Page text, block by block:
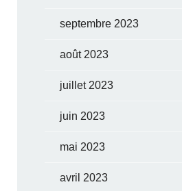
septembre 2023
août 2023
juillet 2023
juin 2023
mai 2023
avril 2023